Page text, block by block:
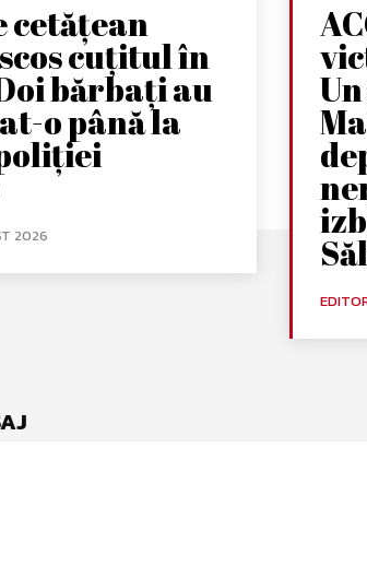
cetățean
cuțitul în
bărbați au
o până la
2026